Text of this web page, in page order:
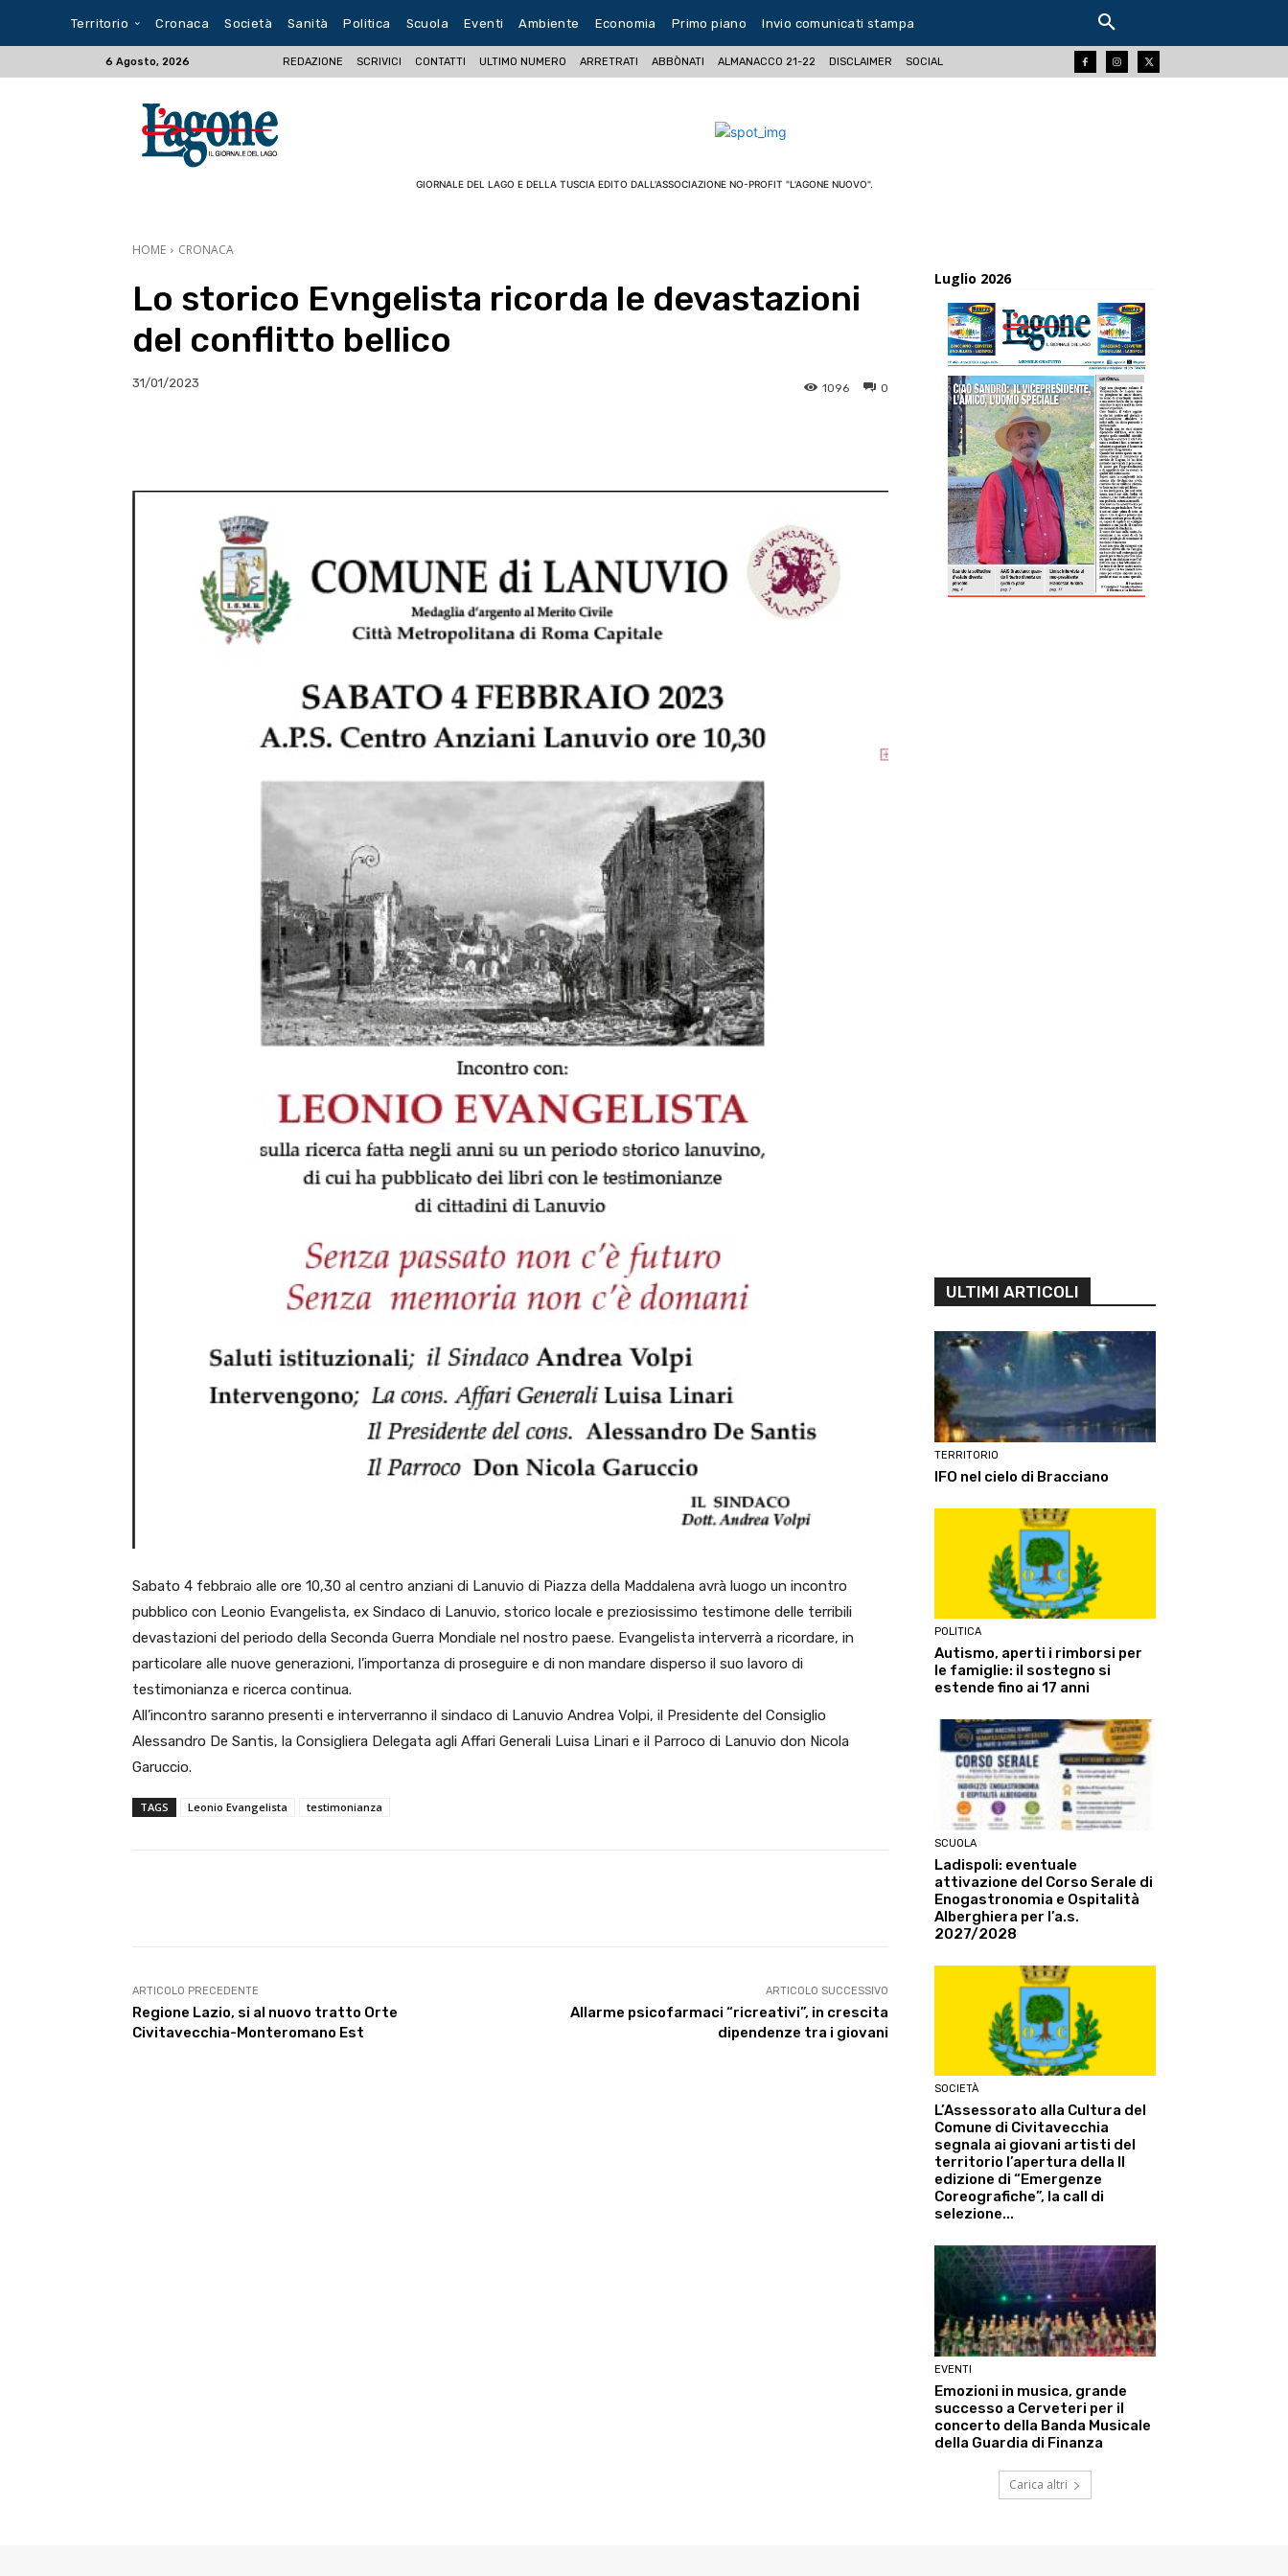
Territorio Cronaca Società Sanità Politica Scuola Eventi Ambiente Economia Primo piano Invio comunicati stampa
6 Agosto, 2026 REDAZIONE SCRIVICI CONTATTI ULTIMO NUMERO ARRETRATI ABBÒNATI ALMANACCO 21-22 DISCLAIMER SOCIAL
GIORNALE DEL LAGO E DELLA TUSCIA EDITO DALL'ASSOCIAZIONE NO-PROFIT "L'AGONE NUOVO".
HOME CRONACA
Lo storico Evngelista ricorda le devastazioni
del conflitto bellico
31/01/2023 0
1096
Tumblr Telegram
Sabato 4 febbraio alle ore 10,30 al centro anziani di Lanuvio di Piazza della Maddalena avrà luogo un incontro
pubblico con Leonio Evangelista, ex Sindaco di Lanuvio, storico locale e preziosissimo testimone delle terribili
devastazioni del periodo della Seconda Guerra Mondiale nel nostro paese. Evangelista interverrà a ricordare, in
particolare alle nuove generazioni, l’importanza di proseguire e di non mandare disperso il suo lavoro di
testimonianza e ricerca continua.
All’incontro saranno presenti e interverranno il sindaco di Lanuvio Andrea Volpi, il Presidente del Consiglio
Alessandro De Santis, la Consigliera Delegata agli Affari Generali Luisa Linari e il Parroco di Lanuvio don Nicola
Garuccio.
TAGS Leonio Evangelista testimonianza
Linkedin ReddIt
ARTICOLO PRECEDENTE
Regione Lazio, si al nuovo tratto Orte
Civitavecchia-Monteromano Est
ARTICOLO SUCCESSIVO
Allarme psicofarmaci “ricreativi”, in crescita
dipendenze tra i giovani
Luglio 2026
ULTIMI ARTICOLI
TERRITORIO
IFO nel cielo di Bracciano
POLITICA
Autismo, aperti i rimborsi per
le famiglie: il sostegno si
estende fino ai 17 anni
SCUOLA
Ladispoli: eventuale
attivazione del Corso Serale di
Enogastronomia e Ospitalità
Alberghiera per l’a.s.
2027/2028
SOCIETÀ
L’Assessorato alla Cultura del
Comune di Civitavecchia
segnala ai giovani artisti del
territorio l’apertura della II
edizione di “Emergenze
Coreografiche”, la call di
selezione...
EVENTI
Emozioni in musica, grande
successo a Cerveteri per il
concerto della Banda Musicale
della Guardia di Finanza
Carica altri